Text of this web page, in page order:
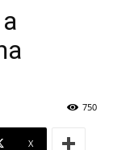
750
X